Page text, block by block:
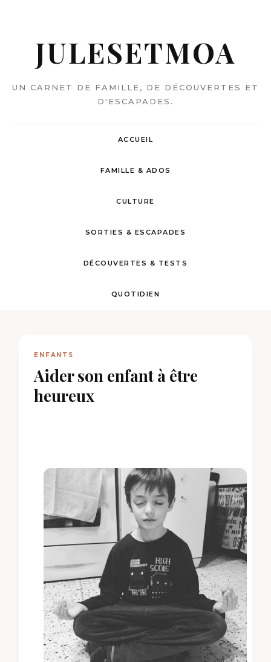
JULESETMOA
UN CARNET DE FAMILLE, DE DÉCOUVERTES ET
D'ESCAPADES.
ACCUEIL
FAMILLE & ADOS
CULTURE
SORTIES & ESCAPADES
DÉCOUVERTES & TESTS
QUOTIDIEN
ENFANTS
Aider son enfant à être
heureux